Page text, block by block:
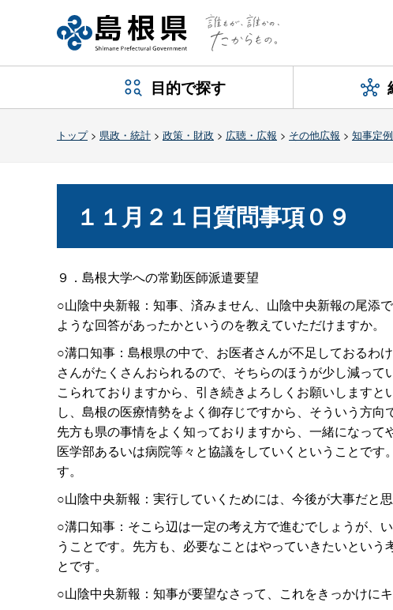
目的で探す
トップ> 県政・統計 > 政策・財政 > 広聴・広報 > その他広報 > 知事定
１１月２１日質問事項０９
９．島根大学への常勤医師派遣要望
○山陰中央新報：知事、済みません、山陰中央新報の尾添
ような回答があったかというのを教えていただけますか。
○溝口知事：島根県の中で、お医者さんが不足しておるわ
さんがたくさんおられるので、そちらのほうが少し減っ
こられておりますから、引き続きよろしくお願いします
し、島根の医療情勢をよく御存じですから、そういう方
先方も県の事情をよく知っておりますから、一緒になっ
医学部あるいは病院等々と協議をしていくということで
す。
○山陰中央新報：実行していくためには、今後が大事だと
○溝口知事：そこら辺は一定の考え方で進むでしょうが、
うことです。先方も、必要なことはやっていきたいとい
とです。
○山陰中央新報：知事が要望なさって、これをきっかけに